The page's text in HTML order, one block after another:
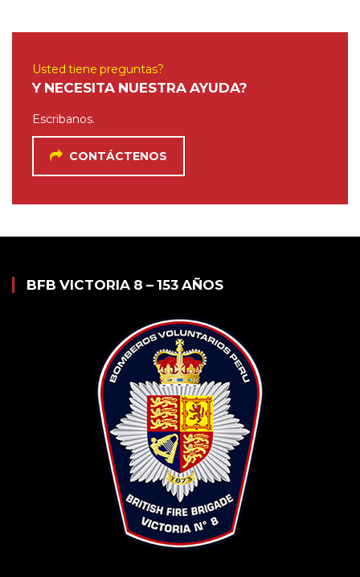
Usted tiene preguntas?
Y NECESITA NUESTRA AYUDA?
Escribanos.
CONTÁCTENOS
BFB VICTORIA 8 – 153 AÑOS